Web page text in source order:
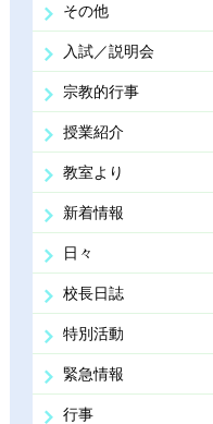
その他
入試／説明会
宗教的行事
授業紹介
教室より
新着情報
日々
校長日誌
特別活動
緊急情報
行事